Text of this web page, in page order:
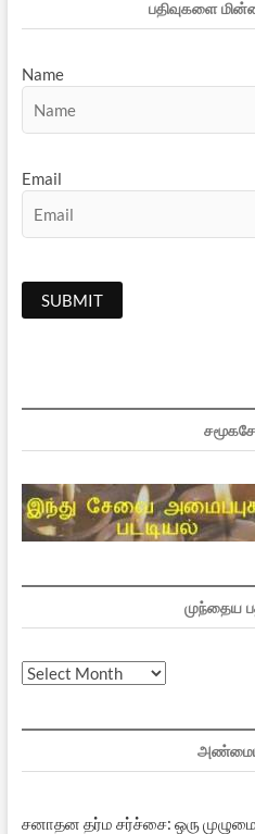
பதிவுகளை
Name
Email
முந்தைய
முந்தைய
சனாதன தர்ம சர்ச்சை: ஒரு